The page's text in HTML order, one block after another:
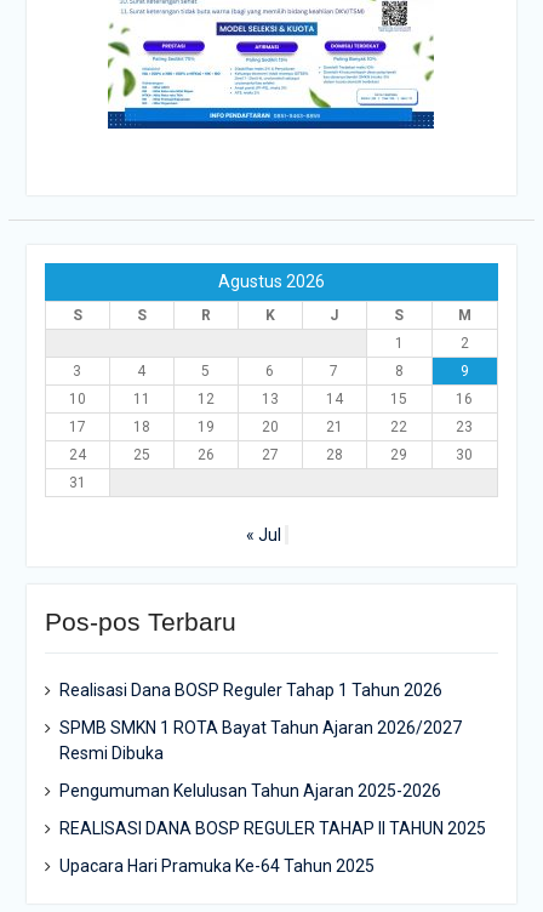
Agustus 2026
S S R K J S
M
1
2
3
4 5 6 7 8
9
10
11 12 13 14 15
16
17
18 19 20 21 22
23
24
25 26 27 28 29
30
31
« Jul
Pos-pos Terbaru
Realisasi Dana BOSP Reguler Tahap 1 Tahun 2026
SPMB SMKN 1 ROTA Bayat Tahun Ajaran 2026/2027
Resmi Dibuka
Pengumuman Kelulusan Tahun Ajaran 2025-2026
REALISASI DANA BOSP REGULER TAHAP II TAHUN 2025
Upacara Hari Pramuka Ke-64 Tahun 2025